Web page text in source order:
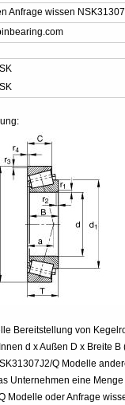
Anfrage wissen
Bereitstellung von
d x Außen D x Breite
Q Modelle
Unternehmen eine
Modelle oder Anfrage